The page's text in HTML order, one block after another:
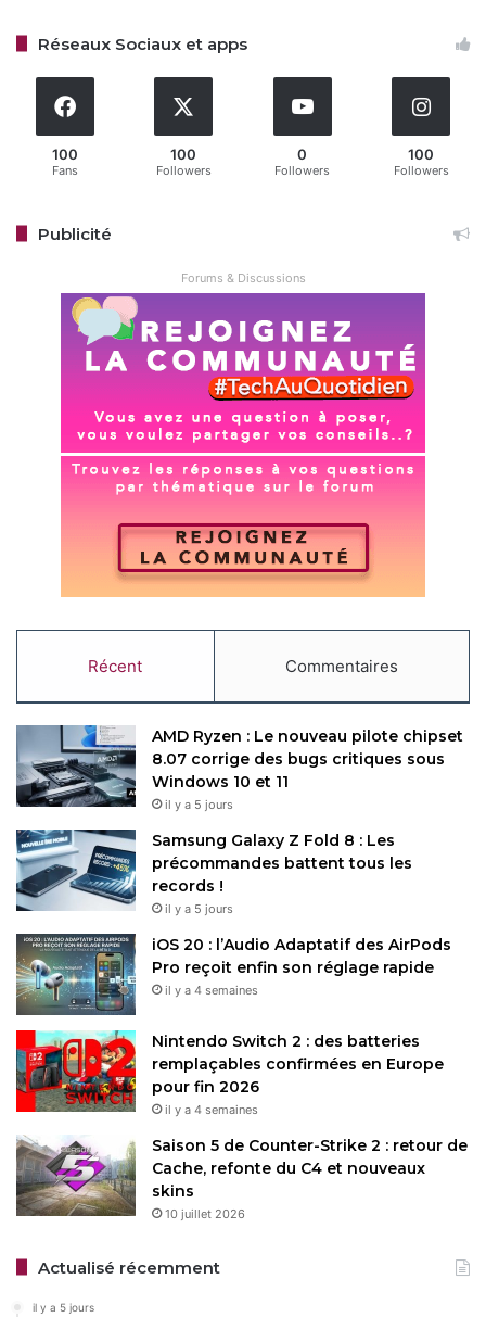
Suivez-nous pour les dernières mises à jour et guides.
Réseaux Sociaux et apps
100
Fans
100
Followers
0
Followers
100
Followers
Publicité
Forums & Discussions
Récent Commentaires
AMD Ryzen : Le nouveau pilote chipset
8.07 corrige des bugs critiques sous
Windows 10 et 11
il y a 5 jours
Samsung Galaxy Z Fold 8 : Les
précommandes battent tous les
records !
il y a 5 jours
iOS 20 : l’Audio Adaptatif des AirPods
Pro reçoit enfin son réglage rapide
il y a 4 semaines
Nintendo Switch 2 : des batteries
remplaçables confirmées en Europe
pour fin 2026
il y a 4 semaines
Saison 5 de Counter-Strike 2 : retour de
Cache, refonte du C4 et nouveaux
skins
10 juillet 2026
Actualisé récemment
il y a 5 jours